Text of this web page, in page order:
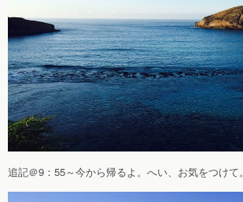
追記＠9：55～今から帰るよ。へい、お気をつけて。